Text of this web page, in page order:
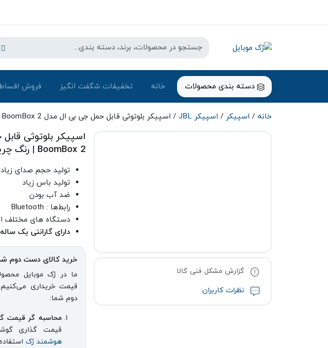
دسته بندی محصولات خانه تخفیفات شگفت انگیز فروش
خانه / اسپیکر / اسپیکر JBL / اسپیکر بلوتوثی قابل حمل جی بی ال مدل JBL BoomBox 2 | رنگ چریکی
گزارش مشکل فنی کالا
نظرات کاربران
BoomBox 2 | رنگ چریکی
تولید حجم صدای زیاد
تولید باس زیاد
ضد آب بودن
رابط‌ها : Bluetooth
دستگاه های مختلف
دارای گارانتی یک
خرید کالای دست دوم
ما در رُک موبایل
قیمت خریداری
دوم شما:
محاسبه گر قیمت
قیمت گذاری
هوشمند رُک